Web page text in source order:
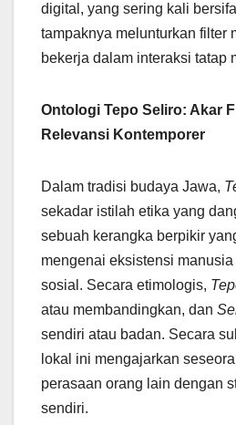
digital, yang sering kali
tampaknya melunturkan filter
bekerja dalam interaksi tatap
Ontologi Tepo Seliro: Akar
Relevansi Kontemporer
Dalam tradisi budaya Jawa,
sekadar istilah etika yang
sebuah kerangka berpikir
mengenai eksistensi
sosial. Secara etimologis,
atau membandingkan, dan
sendiri atau badan. Secara
lokal ini mengajarkan
perasaan orang lain dengan
sendiri.